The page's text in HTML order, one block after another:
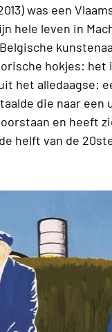
2013) was een
hele leven in
hokjes:
het alledaagse:
die naar een
en heeft
helft van de